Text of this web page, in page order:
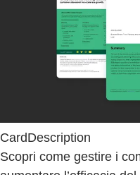
CardDescription
Scopri come gestire i